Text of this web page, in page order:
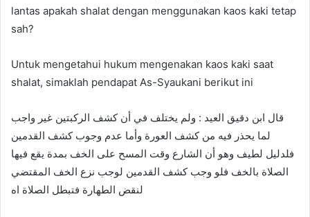
lantas apakah shalat dengan menggunakan kaos kaki tetap
sah?
Untuk mengetahui hukum mengenakan kaos kaki saat
shalat, simaklah pendapat As-Syaukani berikut ini
قال ابن دقيق العيد : ولم يختلف في أن كشف الركبتين غير واجب
لما يحذر فيه من كشف العورة وأما عدم وجوب كشف القدمين
فلدليل لطيف وهو أن الشارع وقت المسح على الخف بمدة يقع فيها
الصلاة بالخف فلو وجب كشف القدمين لوجب نزع الخف المقتضي
لنقض الطهارة فتبطل الصلاة اه